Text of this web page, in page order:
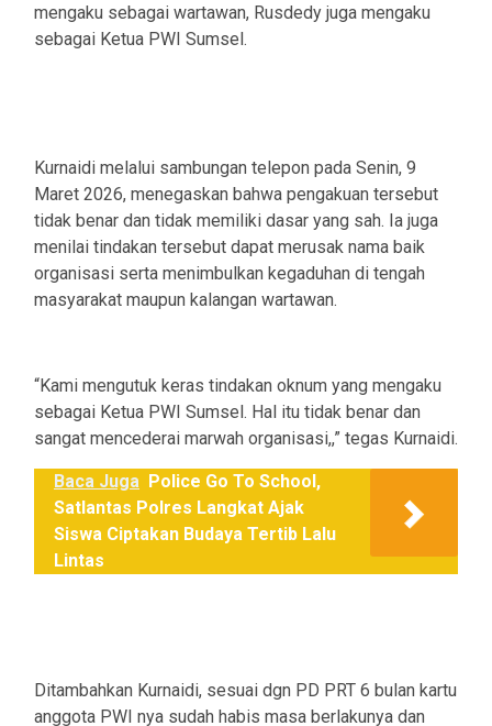
mengaku sebagai wartawan, Rusdedy juga mengaku
sebagai Ketua PWI Sumsel.
Kurnaidi melalui sambungan telepon pada Senin, 9
Maret 2026, menegaskan bahwa pengakuan tersebut
tidak benar dan tidak memiliki dasar yang sah. Ia juga
menilai tindakan tersebut dapat merusak nama baik
organisasi serta menimbulkan kegaduhan di tengah
masyarakat maupun kalangan wartawan.
“Kami mengutuk keras tindakan oknum yang mengaku
sebagai Ketua PWI Sumsel. Hal itu tidak benar dan
sangat mencederai marwah organisasi,,” tegas Kurnaidi.
Baca Juga Police Go To School,
Satlantas Polres Langkat Ajak
Siswa Ciptakan Budaya Tertib Lalu
Lintas
Ditambahkan Kurnaidi, sesuai dgn PD PRT 6 bulan kartu
anggota PWI nya sudah habis masa berlakunya dan